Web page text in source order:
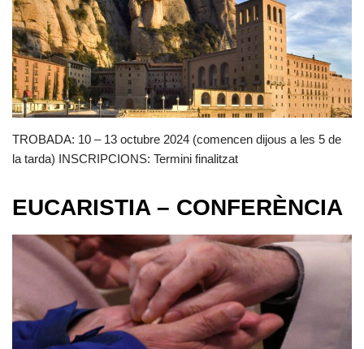
TROBADA: 10 – 13 octubre 2024 (comencen dijous a les 5 de
la tarda) INSCRIPCIONS: Termini finalitzat
EUCARISTIA – CONFERÈNCIA